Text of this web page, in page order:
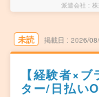
派遣会社
未読 掲載日 2026/
【経験者×
ター/日払い